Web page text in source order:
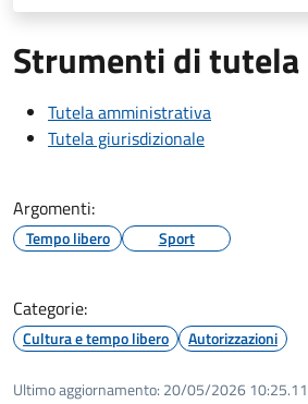
Strumenti di tutela
Tutela amministrativa
Tutela giurisdizionale
Argomenti:
Tempo libero Sport
Categorie:
Cultura e tempo libero Autorizzazioni
Ultimo aggiornamento: 20/05/2026 10:25.11